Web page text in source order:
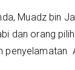
Muadz bin
dan orang
penyelamatan